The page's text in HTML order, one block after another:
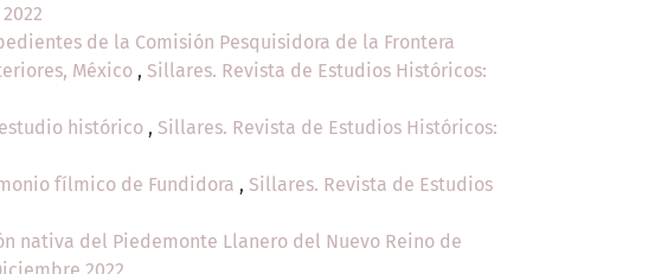
de la Comisión Pesquisidora de la Frontera
México , Sillares. Revista de Estudios Históricos:
histórico , Sillares. Revista de Estudios Históricos:
fílmico de Fundidora , Sillares. Revista de Estudios
nativa del Piedemonte Llanero del Nuevo Reino de